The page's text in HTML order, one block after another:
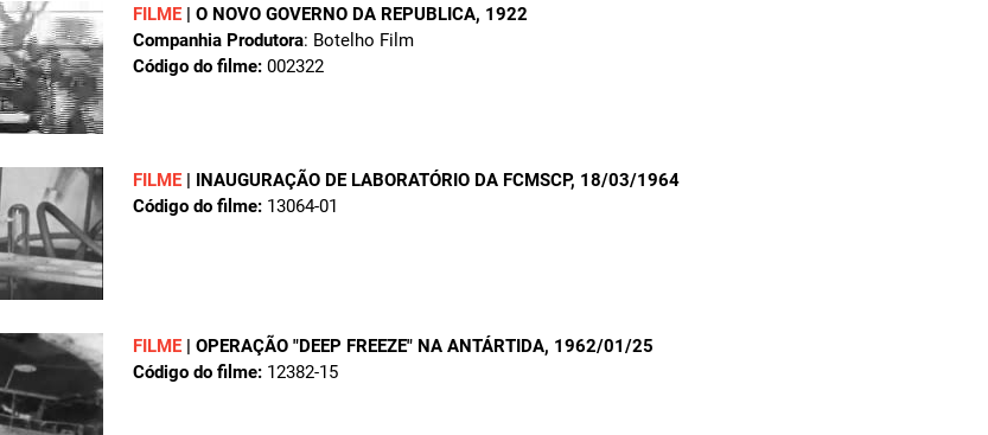
FILME | O NOVO GOVERNO DA REPUBLICA, 1922
Companhia Produtora: Botelho Film
Código do filme: 002322
FILME | INAUGURAÇÃO DE LABORATÓRIO DA FCMSCP, 18/03/1964
Código do filme: 13064-01
FILME | OPERAÇÃO "DEEP FREEZE" NA ANTÁRTIDA, 1962/01/25
Código do filme: 12382-15